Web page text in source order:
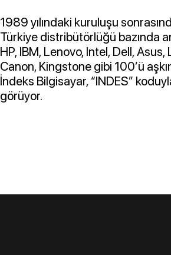
1989 yılındaki kuruluşu
Türkiye distribütörlüğü bazında
HP, IBM, Lenovo, Intel, Dell,
Canon, Kingstone gibi 100’ü
İndeks Bilgisayar, “INDES”
görüyor.